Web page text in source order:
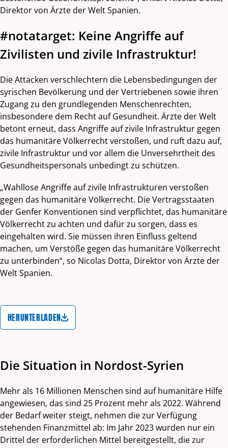
Direktor von Ärzte der Welt Spanien.
#notatarget: Keine Angriffe auf
Zivilisten und zivile Infrastruktur!
Die Attacken verschlechtern die Lebensbedingungen der
syrischen Bevölkerung und der Vertriebenen sowie ihren
Zugang zu den grundlegenden Menschenrechten,
insbesondere dem Recht auf Gesundheit. Ärzte der Welt
betont erneut, dass Angriffe auf zivile Infrastruktur gegen
das humanitäre Völkerrecht verstoßen, und ruft dazu auf,
zivile Infrastruktur und vor allem die Unversehrtheit des
Gesundheitspersonals unbedingt zu schützen.
„Wahllose Angriffe auf zivile Infrastrukturen verstoßen
gegen das humanitäre Völkerrecht. Die Vertragsstaaten
der Genfer Konventionen sind verpflichtet, das humanitäre
Völkerrecht zu achten und dafür zu sorgen, dass es
eingehalten wird. Sie müssen ihren Einfluss geltend
machen, um Verstöße gegen das humanitäre Völkerrecht
zu unterbinden“, so Nicolas Dotta, Direktor von Ärzte der
Welt Spanien.
HERUNTERLADEN
Die Situation in Nordost-Syrien
Mehr als 16 Millionen Menschen sind auf humanitäre Hilfe
angewiesen, das sind 25 Prozent mehr als 2022. Während
der Bedarf weiter steigt, nehmen die zur Verfügung
stehenden Finanzmittel ab: Im Jahr 2023 wurden nur ein
Drittel der erforderlichen Mittel bereitgestellt, die zur